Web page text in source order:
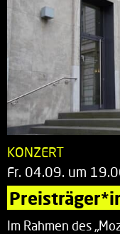
KONZERT
Fr. 04.09. um
Im Rahmen des